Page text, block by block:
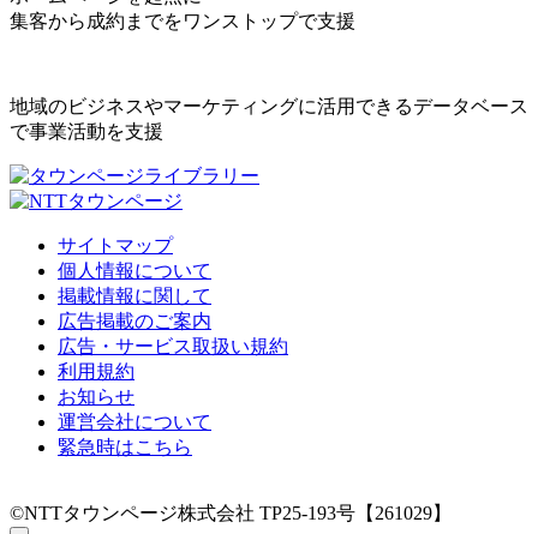
集客から成約までをワンストップで支援
地域のビジネスやマーケティングに活用できるデータベース
で事業活動を支援
サイトマップ
個人情報について
掲載情報に関して
広告掲載のご案内
広告・サービス取扱い規約
利用規約
お知らせ
運営会社について
緊急時はこちら
©NTTタウンページ株式会社 TP25-193号【261029】